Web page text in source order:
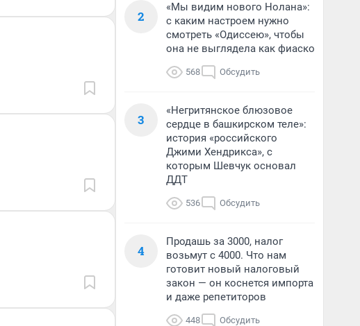
2
«Мы видим нового Нолана»:
с каким настроем нужно
смотреть «Одиссею», чтобы
она не выглядела как фиаско
568 Обсудить
3
«Негритянское блюзовое
сердце в башкирском теле»:
история «российского
Джими Хендрикса», с
которым Шевчук основал
ДДТ
536 Обсудить
4
Продашь за 3000, налог
возьмут с 4000. Что нам
готовит новый налоговый
закон — он коснется импорта
и даже репетиторов
448 Обсудить